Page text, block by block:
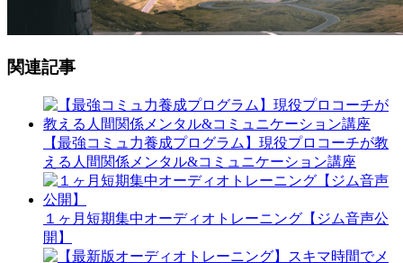
関連記事
【最強コミュ力養成プログラム】現役プロコーチが教
える人間関係メンタル&コミュニケーション講座
１ヶ月短期集中オーディオトレーニング【ジム音声公
開】